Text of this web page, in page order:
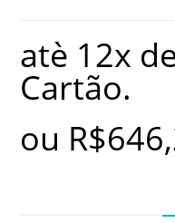
atè 12x
Cartão.
ou R$